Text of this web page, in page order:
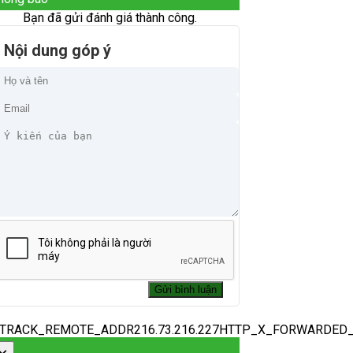
Bạn đã gửi đánh giá thành công.
Nội dung góp ý